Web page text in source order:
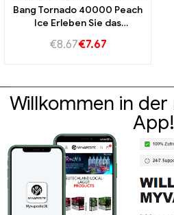
Bang Tornado 40000 Peach
Ice Erleben Sie das
€8.67€7.67
Willkommen in
App!